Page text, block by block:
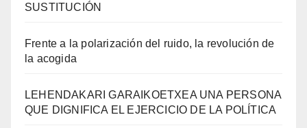
SUSTITUCIÓN
Frente a la polarización del ruido, la revolución de
la acogida
LEHENDAKARI GARAIKOETXEA UNA PERSONA
QUE DIGNIFICA EL EJERCICIO DE LA POLÍTICA